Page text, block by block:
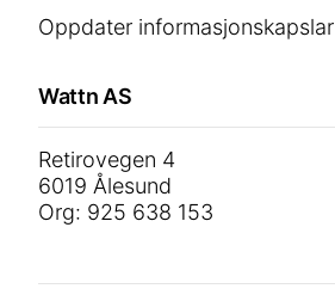
Oppdater informasjonskapslar
Wattn AS
Retirovegen 4
6019 Ålesund
Org: 925 638 153